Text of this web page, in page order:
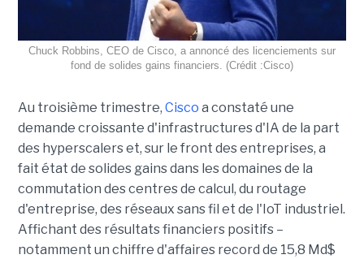
Chuck Robbins, CEO de Cisco, a annoncé des licenciements sur
fond de solides gains financiers. (Crédit :Cisco)
Au troisième trimestre, Cisco a constaté une
demande croissante d'infrastructures d'IA de la part
des hyperscalers et, sur le front des entreprises, a
fait état de solides gains dans les domaines de la
commutation des centres de calcul, du routage
d'entreprise, des réseaux sans fil et de l'IoT industriel.
Affichant des résultats financiers positifs –
notamment un chiffre d'affaires record de 15,8 Md$